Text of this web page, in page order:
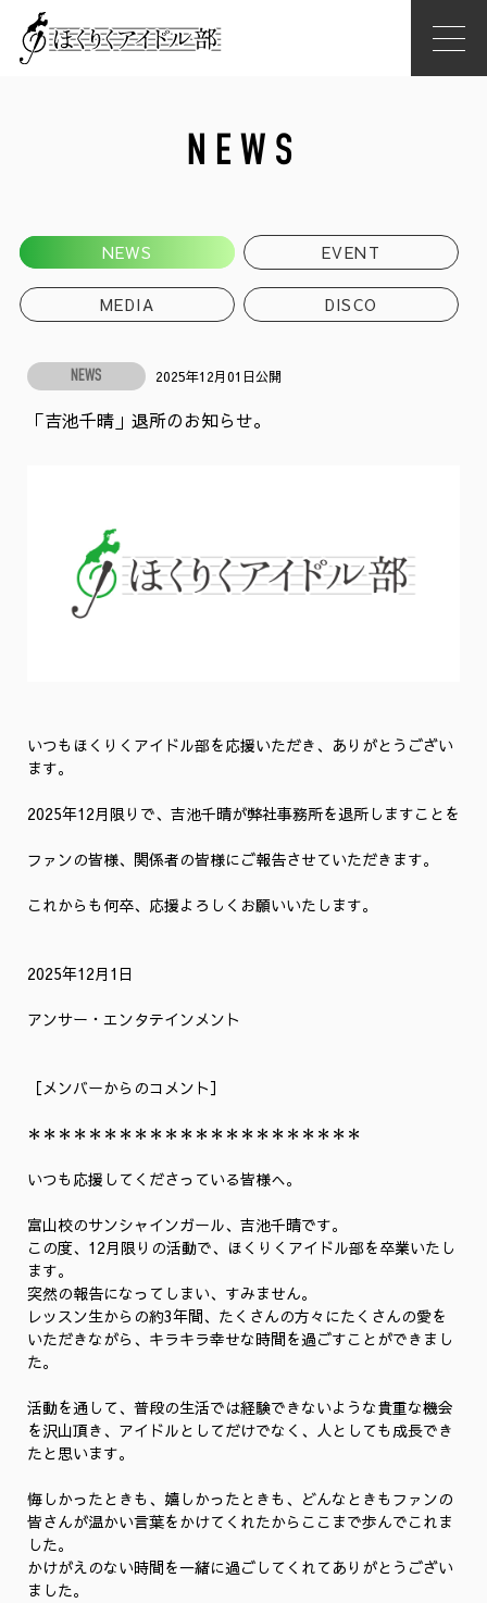
NEWS
NEWS EVENT
MEDIA DISCO
NEWS 2025年12月01日公開
「吉池千晴」退所のお知らせ。
いつもほくりくアイドル部を応援いただき、ありがとうござい
ます。
2025年12月限りで、吉池千晴が弊社事務所を退所しますことを
ファンの皆様、関係者の皆様にご報告させていただきます。
これからも何卒、応援よろしくお願いいたします。
2025年12月1日
アンサー・エンタテインメント
［メンバーからのコメント］
＊＊＊＊＊＊＊＊＊＊＊＊＊＊＊＊＊＊＊＊＊＊
いつも応援してくださっている皆様へ。
富山校のサンシャインガール、吉池千晴です。
この度、12月限りの活動で、ほくりくアイドル部を卒業いたし
ます。
突然の報告になってしまい、すみません。
レッスン生からの約3年間、たくさんの方々にたくさんの愛を
いただきながら、キラキラ幸せな時間を過ごすことができまし
た。
活動を通して、普段の生活では経験できないような貴重な機会
を沢山頂き、アイドルとしてだけでなく、人としても成長でき
たと思います。
悔しかったときも、嬉しかったときも、どんなときもファンの
皆さんが温かい言葉をかけてくれたからここまで歩んでこれま
した。
かけがえのない時間を一緒に過ごしてくれてありがとうござい
ました。